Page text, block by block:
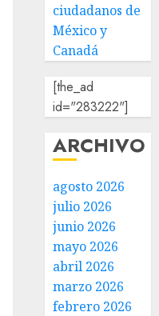
ciudadanos de
México y
Canadá
[the_ad
id="283222"]
ARCHIVO
agosto 2026
julio 2026
junio 2026
mayo 2026
abril 2026
marzo 2026
febrero 2026